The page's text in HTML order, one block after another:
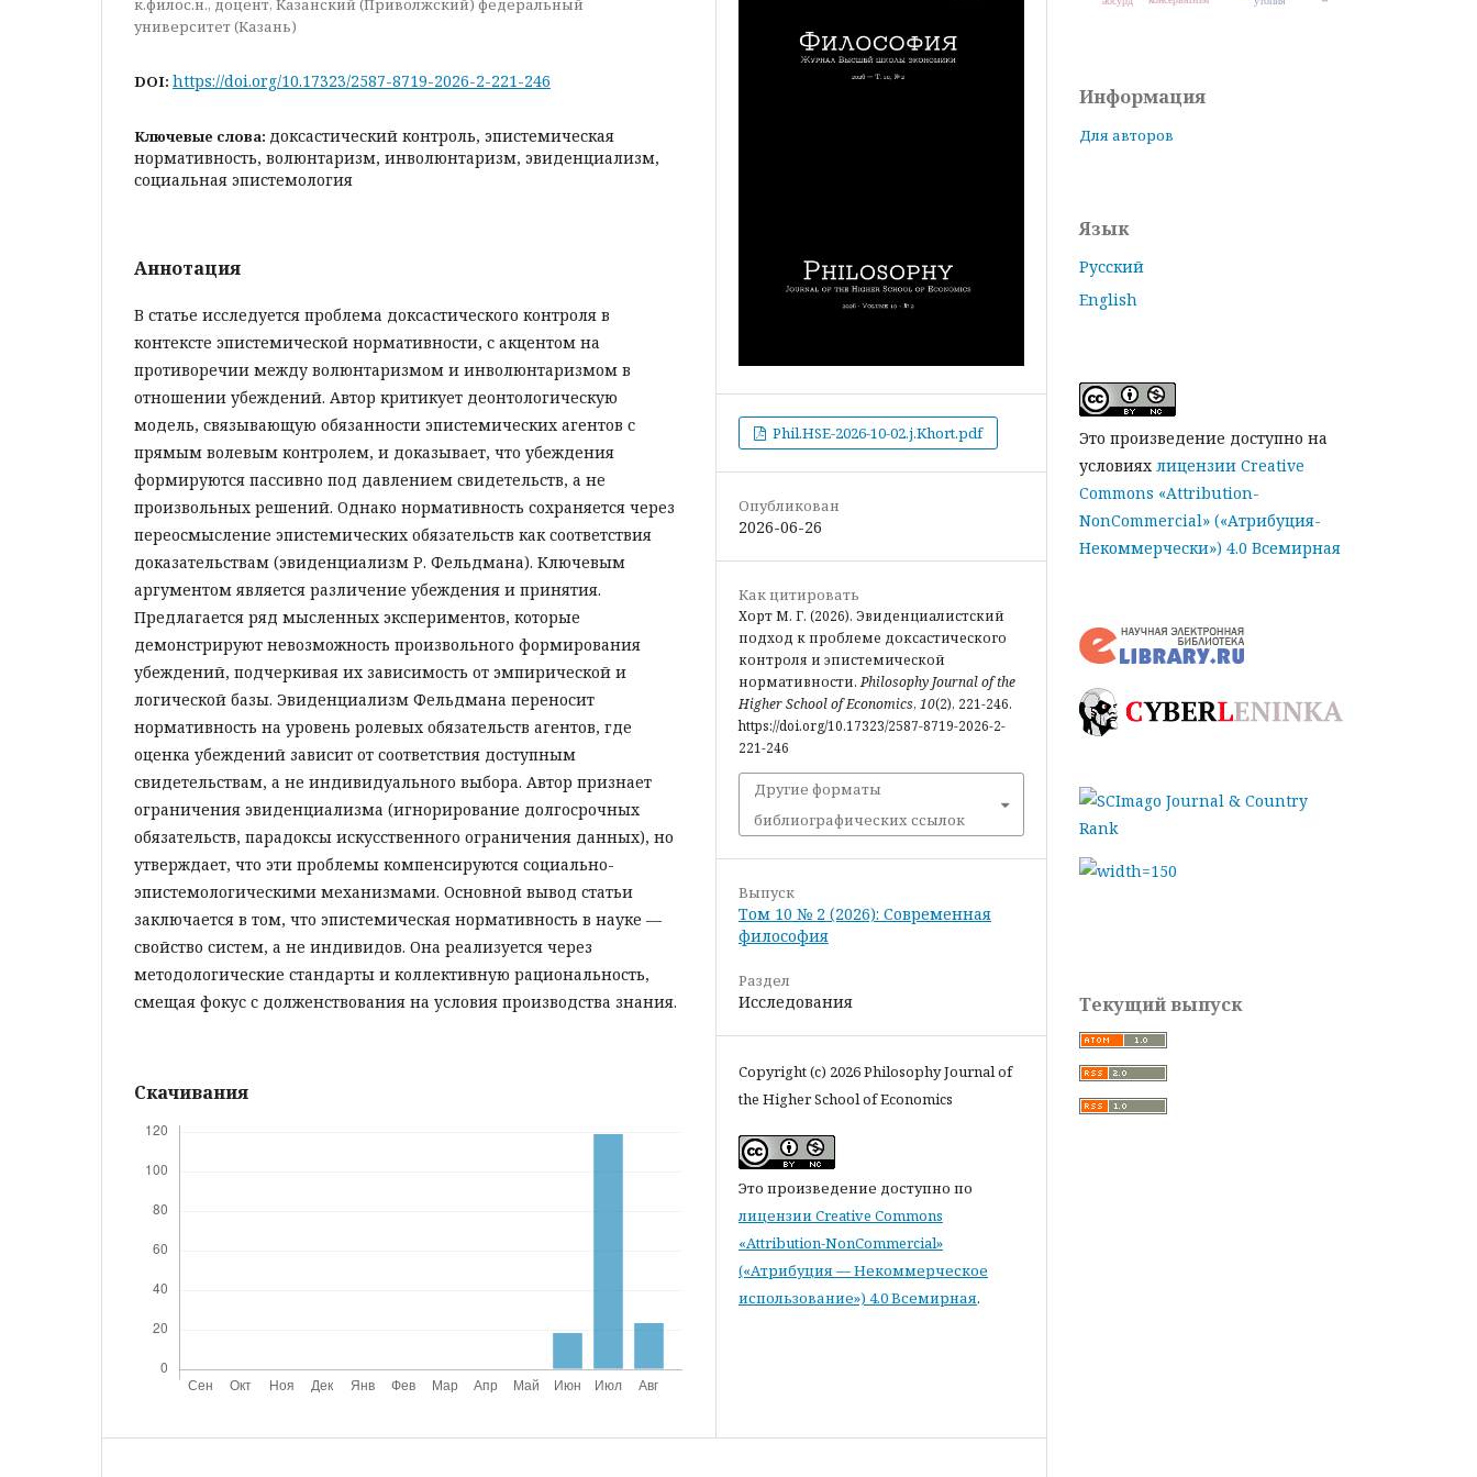
к.филос.н., доцент, Казанский (Приволжский) федеральный
университет (Казань)
DOI: https://doi.org/10.17323/2587-8719-2026-2-221-246
Ключевые слова: доксастический контроль, эпистемическая
нормативность, волюнтаризм, инволюнтаризм, эвиденциализм,
социальная эпистемология
Аннотация
В статье исследуется проблема доксастического контроля в
контексте эпистемической нормативности, с акцентом на
противоречии между волюнтаризмом и инволюнтаризмом в
отношении убеждений. Автор критикует деонтологическую
модель, связывающую обязанности эпистемических агентов с
прямым волевым контролем, и доказывает, что убеждения
формируются пассивно под давлением свидетельств, а не
произвольных решений. Однако нормативность сохраняется через
переосмысление эпистемических обязательств как соответствия
доказательствам (эвиденциализм Р. Фельдмана). Ключевым
аргументом является различение убеждения и принятия.
Предлагается ряд мысленных экспериментов, которые
демонстрируют невозможность произвольного формирования
убеждений, подчеркивая их зависимость от эмпирической и
логической базы. Эвиденциализм Фельдмана переносит
нормативность на уровень ролевых обязательств агентов, где
оценка убеждений зависит от соответствия доступным
свидетельствам, а не индивидуального выбора. Автор признает
ограничения эвиденциализма (игнорирование долгосрочных
обязательств, парадоксы искусственного ограничения данных), но
утверждает, что эти проблемы компенсируются социально-
эпистемологическими механизмами. Основной вывод статьи
заключается в том, что эпистемическая нормативность в науке —
свойство систем, а не индивидов. Она реализуется через
методологические стандарты и коллективную рациональность,
смещая фокус с долженствования на условия производства знания.
Скачивания
Phil.HSE-2026-10-02.j.Khort.pdf
Опубликован
2026-06-26
Как цитировать
Хорт М. Г. (2026). Эвиденциалистский
подход к проблеме доксастического
контроля и эпистемической
нормативности.Philosophy Journal of the
Higher School of Economics, 10(2), 221-246.
https://doi.org/10.17323/2587-8719-2026-2-
221-246
Другие форматы
библиографических ссылок
Выпуск
Том 10 № 2 (2026): Современная
философия
Раздел
Исследования
Copyright (c) 2026 Philosophy Journal of
the Higher School of Economics
Это произведение доступно по
лицензии Creative Commons
«Attribution-NonCommercial»
(«Атрибуция — Некоммерческое
использование») 4.0 Всемирная.
Информация
Для авторов
Язык
Русский
English
Это произведение доступно на
условиях лицензии Creative
Commons «Attribution-
NonCommercial» («Атрибуция-
Некоммерчески») 4.0 Всемирная
Текущий выпуск